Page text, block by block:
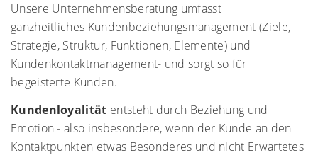
Unsere Unternehmensberatung umfasst
ganzheitliches Kundenbeziehungsmanagement (Ziele,
Strategie, Struktur, Funktionen, Elemente) und
Kundenkontaktmanagement- und sorgt so für
begeisterte Kunden.
Kundenloyalität entsteht durch Beziehung und
Emotion - also insbesondere, wenn der Kunde an den
Kontaktpunkten etwas Besonderes und nicht Erwartetes